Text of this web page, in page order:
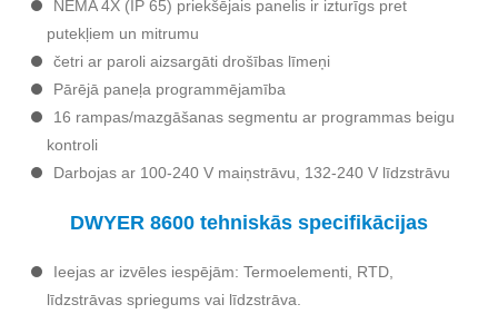
NEMA 4X (IP 65) priekšējais panelis ir izturīgs pret
putekļiem un mitrumu
četri ar paroli aizsargāti drošības līmeņi
Pārējā paneļa programmējamība
16 rampas/mazgāšanas segmentu ar programmas beigu
kontroli
Darbojas ar 100-240 V maiņstrāvu, 132-240 V līdzstrāvu
DWYER 8600 tehniskās specifikācijas
Ieejas ar izvēles iespējām: Termoelementi, RTD,
līdzstrāvas spriegums vai līdzstrāva.